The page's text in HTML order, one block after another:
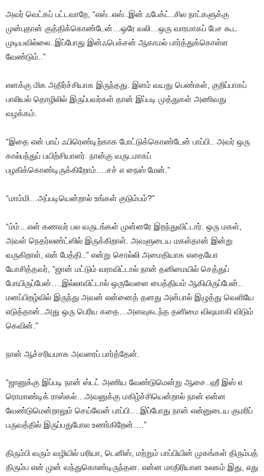
அவர் வெட்கப் பட்டவாறே, “எஸ்..எஸ்..இன் ஃபேக்ட்..சில நாட்களுக்கு
முன்புதான் குத்திக்கொண்டேன்…ஒரே வலி…ஒரு வாரமாகப் பேச கூட
முடியவில்லை..இப்போது இன்ஃபெக்சன் ஆகாமல் பார்த்துக்கொள்ள
வேண்டும்..”
எனக்கு மிக அதிர்ச்சியாக இருந்தது. இளம் வயது பெண்கள், குறிப்பாகப்
பாலியல் தொழிலில் இருப்பவர்கள் தான் இப்படி முத்துகள் அணிவது
வழக்கம்.
“இதை என் பாய் ஃபிரெண்டிற்காக போட்டுக்கொண்டேன் பாப்பி.. அவர் ஒரு
கால்பந்துப் பயிற்சியாளர். நான்கு வருடமாகப்
பழகிக்கொண்டிருக்கிறோம்….சச் எ நைஸ் மேன்.”
“மாம்மி…அப்படியென்றால் உங்கள் குடும்பம்?”
“ம்ம்…என் கணவர் பல வருடங்கள் முன்னரே இறந்துவிட்டார். ஒரு மகள்,
அவள் நெதர்லண்ட்ஸில் இருக்கிறாள். அவளுடைய மகள்தான் இன்று
வருகிறாள், என் பேத்தி..” என்று சொல்லி அமைதியாக எதையோ
யோசித்தவர், “ஜான் மட்டும் வராவிட்டால் நான் தனிமையில் செத்துப்
போயிருப்பேன்….இல்லாவிட்டால் ஒருவேளை பைத்தியம் ஆகியிருப்பேன்..
மனப்பிறழ்வில் இருந்து அவன் என்னைத் தனது அன்பால் இழுத்து வெளியே
எடுத்தான்..அது ஒரு பெரிய கதை…அளவுகடந்த தனிமை விஷமாகி விடும்
கெவின்.”
நான் ஆச்சரியமாக அவரைப் பார்த்தேன்.
“ஜானுக்கு இப்படி நான் ஸ்டட் அணிய வேண்டுமென்று ஆசை..ஹீ இஸ் எ
ரொமாண்டிக் ராஸ்கல்…அவனுக்கு மகிழ்ச்சியென்றால் நான் என்ன
வேண்டுமென்றாலும் செய்வேன் பாப்பி….இப்போது நான் என்னுடைய குமரிப்
பருவத்தில் இருப்பதுபோல உணர்கிறேன்….”
திரும்பி வரும் வழியில் மரியா, டெனிஸ், மற்றும் பாப்பியின் முகங்கள் திரும்பத்
திரும்ப என் முன் வந்துகொண்டிருந்தன. என்ன மாதிரியான உலகம் இது, எது